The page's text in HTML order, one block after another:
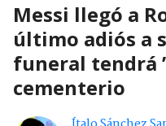
Messi llegó a
último adiós a
funeral tendrá
cementerio